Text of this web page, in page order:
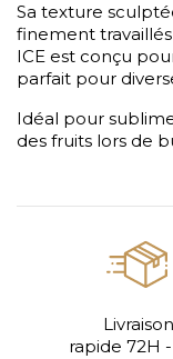
Sa texture
finement
ICE est conçu
parfait pour
Idéal pour
des fruits lors de
Livraison
rapide 72H